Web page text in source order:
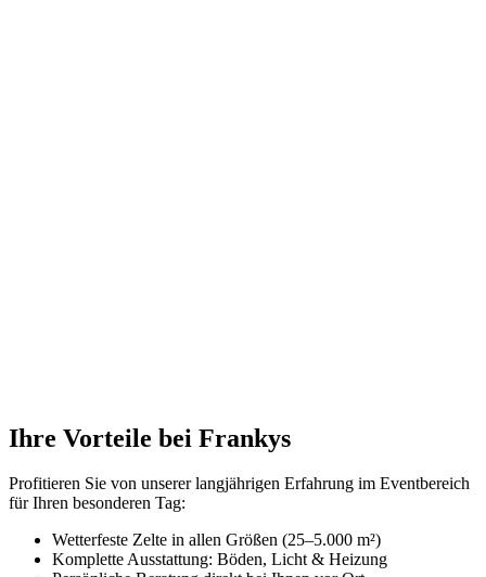
Ihre Vorteile bei Frankys
Profitieren Sie von unserer langjährigen Erfahrung im Eventbereich
für Ihren besonderen Tag:
Wetterfeste Zelte in allen Größen (25–5.000 m²)
Komplette Ausstattung: Böden, Licht & Heizung